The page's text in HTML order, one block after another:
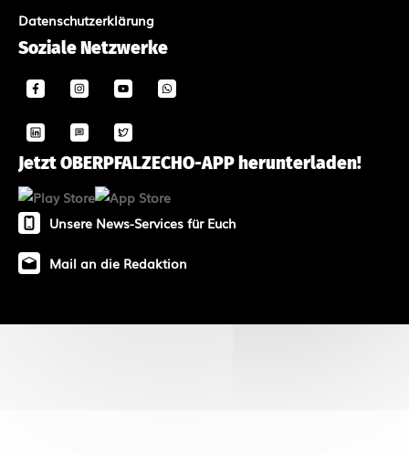
Datenschutzerklärung
Soziale Netzwerke
Jetzt OBERPFALZECHO-APP herunterladen!
Unsere News-Services für Euch
Mail an die Redaktion